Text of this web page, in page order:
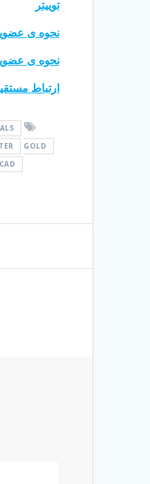
توییتر
نحوه ی
نحوه ی
ارتباط
GOLD
نوشته